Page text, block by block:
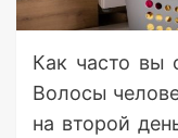
Как часто вы
Волосы
на второй